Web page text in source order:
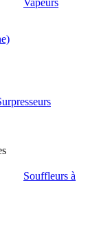
Vapeurs
Souffleurs à